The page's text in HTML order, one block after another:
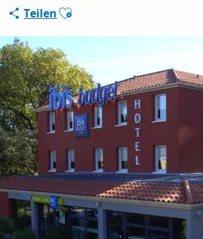
ESPACE PRO
TeilenAjouter aux favoris